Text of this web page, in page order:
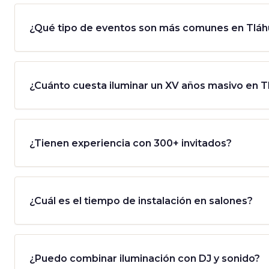
¿Qué tipo de eventos son más comunes en
¿Cuánto cuesta iluminar un XV años masivo en
¿Tienen experiencia con 300+ invitados?
¿Cuál es el tiempo de instalación en salones?
¿Puedo combinar iluminación con DJ y sonido?